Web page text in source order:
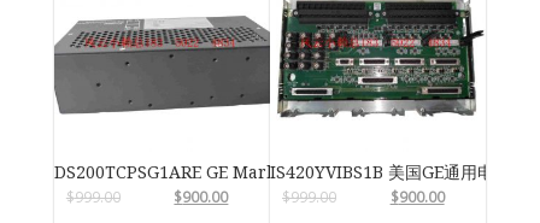
DS200TCPSG1ARE GE Mark VIe
$999.00 $900.00
IS420YVIBS1B 美国GE通用电气
$999.00 $900.00